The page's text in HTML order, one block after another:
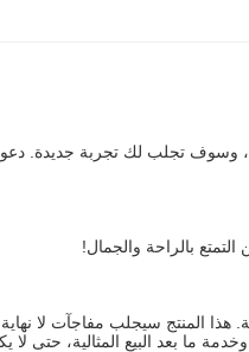
بالراحة والجمال!
ما بعد البيع المثالية، حتى لا